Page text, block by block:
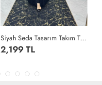
Siyah Seda Tasarım Takım Tesettür Giyim Siyah
2,199 TL